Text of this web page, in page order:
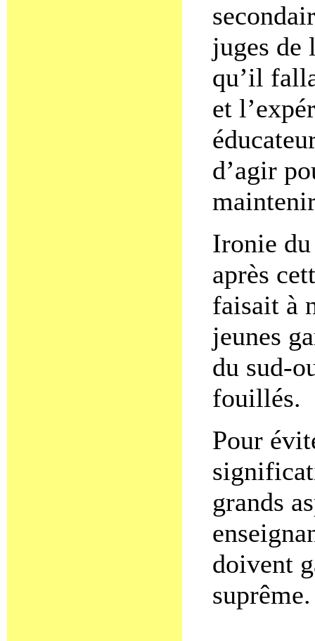
juges de
qu’il
et
d’agir
Ironie
après
faisait à
jeunes
du sud-
fouillés.
Pour
grands
doivent
suprême.